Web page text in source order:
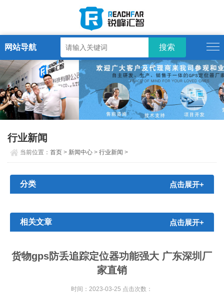
网站导航
行业新闻
当前位置：首页 > 新闻中心 >行业新闻 >
分类 点击展开+
相关文章 点击展开+
货物gps防丢追踪定位器功能强大 广东深圳厂
家直销
时间：2023-03-25 点击次数：